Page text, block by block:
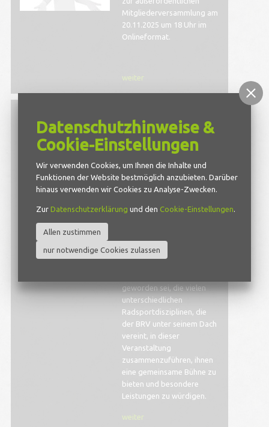
Mitgliederversammlung am
20.11.2025 um 18 Uhr im
Onlineformat.
weiter
BRV-Sport-Star
2025 verliehen
Cottbus, 15.11.2025 – Zum
vierten Mal hat der
Brandenburgische
Radsportverband e.V.
verdiente Sportlerinnen
und Sportler mit dem BRV-
Sport-Star ausgezeichnet.
betonte Präsident Claus
Junghanns, dass es
geworden sei, die vielen
unterschiedlichen
Radsportdisziplinen, die
der BRV unter seinem Dach
vereint, in dieser
Veranstaltung
zusammenzuführen, ihnen
eine gemeinsame Bühne zu
bieten und besondere
Leistungen zu würdigen.
weiter
Datenschutzhinweise &
Cookie-Einstellungen
Wir verwenden Cookies, um Ihnen die Inhalte und
Funktionen der Website bestmöglich anzubieten. Darüber
hinaus verwenden wir Cookies zu Analyse-Zwecken.
Zur Datenschutzerklärung und den Cookie-Einstellungen.
Allen zustimmen
nur notwendige Cookies zulassen